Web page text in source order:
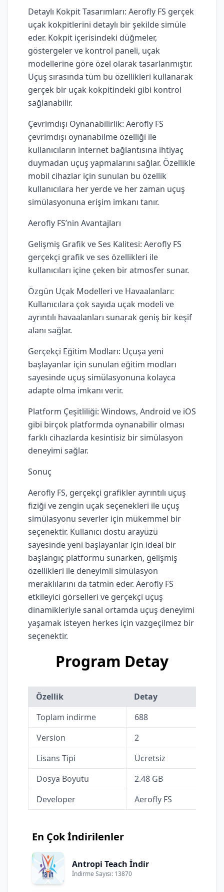
Detaylı Kokpit Tasarımları: Aerofly FS gerçek
uçak kokpitlerini detaylı bir şekilde simüle
eder. Kokpit içerisindeki düğmeler,
göstergeler ve kontrol paneli, uçak
modellerine göre özel olarak tasarlanmıştır.
Uçuş sırasında tüm bu özellikleri kullanarak
gerçek bir uçak kokpitindeki gibi kontrol
sağlanabilir.
Çevrimdışı Oynanabilirlik: Aerofly FS
çevrimdışı oynanabilme özelliği ile
kullanıcıların internet bağlantısına ihtiyaç
duymadan uçuş yapmalarını sağlar. Özellikle
mobil cihazlar için sunulan bu özellik
kullanıcılara her yerde ve her zaman uçuş
simülasyonuna erişim imkanı tanır.
Aerofly FS’nin Avantajları
Gelişmiş Grafik ve Ses Kalitesi: Aerofly FS
gerçekçi grafik ve ses özellikleri ile
kullanıcıları içine çeken bir atmosfer sunar.
Özgün Uçak Modelleri ve Havaalanları:
Kullanıcılara çok sayıda uçak modeli ve
ayrıntılı havaalanları sunarak geniş bir keşif
alanı sağlar.
Gerçekçi Eğitim Modları: Uçuşa yeni
başlayanlar için sunulan eğitim modları
sayesinde uçuş simülasyonuna kolayca
adapte olma imkanı verir.
Platform Çeşitliliği: Windows, Android ve iOS
gibi birçok platformda oynanabilir olması
farklı cihazlarda kesintisiz bir simülasyon
deneyimi sağlar.
Sonuç
Aerofly FS, gerçekçi grafikler ayrıntılı uçuş
fiziği ve zengin uçak seçenekleri ile uçuş
simülasyonu severler için mükemmel bir
seçenektir. Kullanıcı dostu arayüzü
sayesinde yeni başlayanlar için ideal bir
başlangıç platformu sunarken, gelişmiş
özellikleri ile deneyimli simülasyon
meraklılarını da tatmin eder. Aerofly FS
etkileyici görselleri ve gerçekçi uçuş
dinamikleriyle sanal ortamda uçuş deneyimi
yaşamak isteyen herkes için vazgeçilmez bir
seçenektir.
Program Detay
Özellik
Detay
Toplam indirme
688
Version
2
Lisans Tipi
Ücretsiz
Dosya Boyutu
2.48 GB
Developer
Aerofly FS
En Çok İndirilenler
Antropi Teach İndir
İndirme Sayısı: 13870